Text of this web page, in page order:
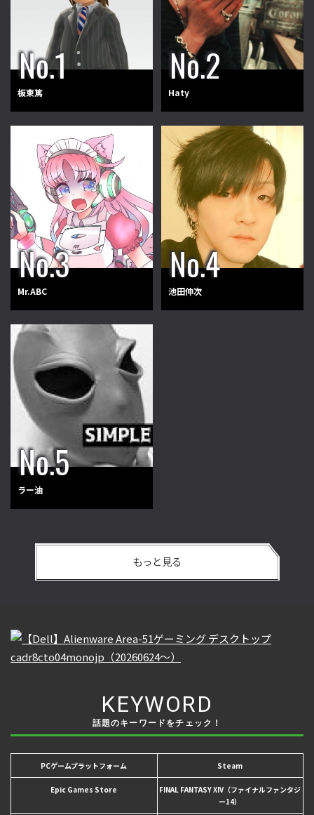
板東篤 Haty
Mr.ABC 池田伸次
ラー油
もっと見る
KEYWORD
話題のキーワードをチェック！
PCゲームプラットフォーム Steam
Epic Games Store
FINAL FANTASY XIV（ファイナルファンタジ
ー14）